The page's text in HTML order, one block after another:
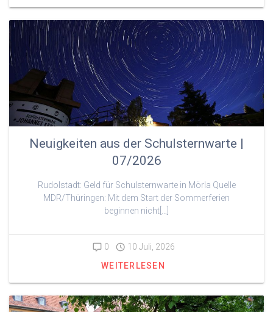
Neuigkeiten aus der Schulsternwarte |
07/2026
Rudolstadt: Geld für Schulsternwarte in Mörla Quelle
MDR/Thüringen: Mit dem Start der Sommerferien
beginnen nicht[…]
0
10 Juli, 2026
WEITERLESEN